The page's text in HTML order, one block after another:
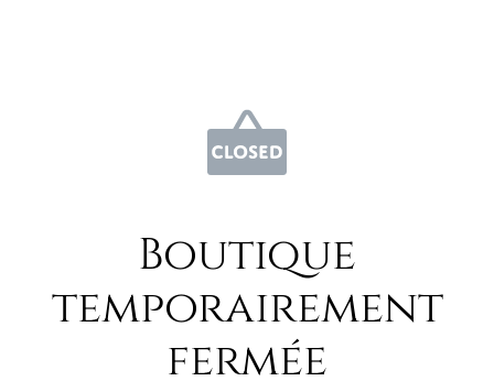
Boutique
temporairement
fermée